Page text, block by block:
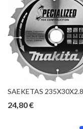
24,80€